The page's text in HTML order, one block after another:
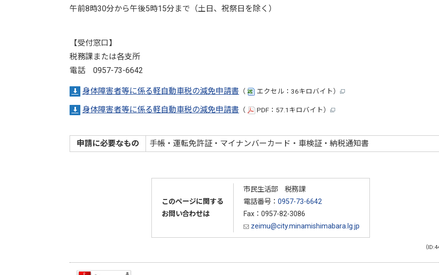
午前8時30分から午後5時15分まで（土日、祝祭日を除く）
【受付窓口】
税務課または各支所
電話 0957-73-6642
身体障害者等に係る軽自動車税の減免申請書 （ エクセル：36キロバイト）
身体障害者等に係る軽自動車税の減免申請書 （ PDF：57.1キロバイト）
申請に必要なもの 手帳・運転免許証・マイナンバーカード・車検証・納税通知書
このページに関する
お問い合わせは
市民生活部 税務課
電話番号： 0957-73-6642
Fax：0957-82-3086
zeimu@city.minamishimabara.lg.jp
（